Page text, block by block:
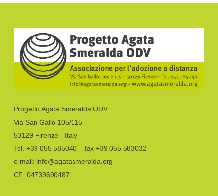
Progetto Agata Smeralda ODV
Via San Gallo 105/115
50129 Firenze - Italy
Tel. +39 055 585040 – fax +39 055 583032
e-mail: info@agatasmeralda.org
CF: 04739690487